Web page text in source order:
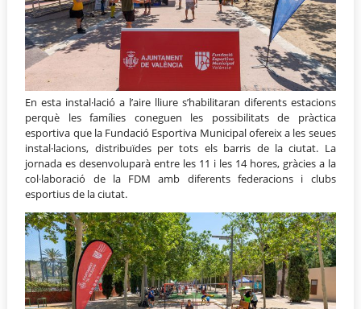
En esta instal·lació a l’aire lliure s’habilitaran diferents estacions
perquè les famílies coneguen les possibilitats de pràctica
esportiva que la Fundació Esportiva Municipal ofereix a les seues
instal·lacions, distribuïdes per tots els barris de la ciutat. La
jornada es desenvoluparà entre les 11 i les 14 hores, gràcies a la
col·laboració de la FDM amb diferents federacions i clubs
esportius de la ciutat.